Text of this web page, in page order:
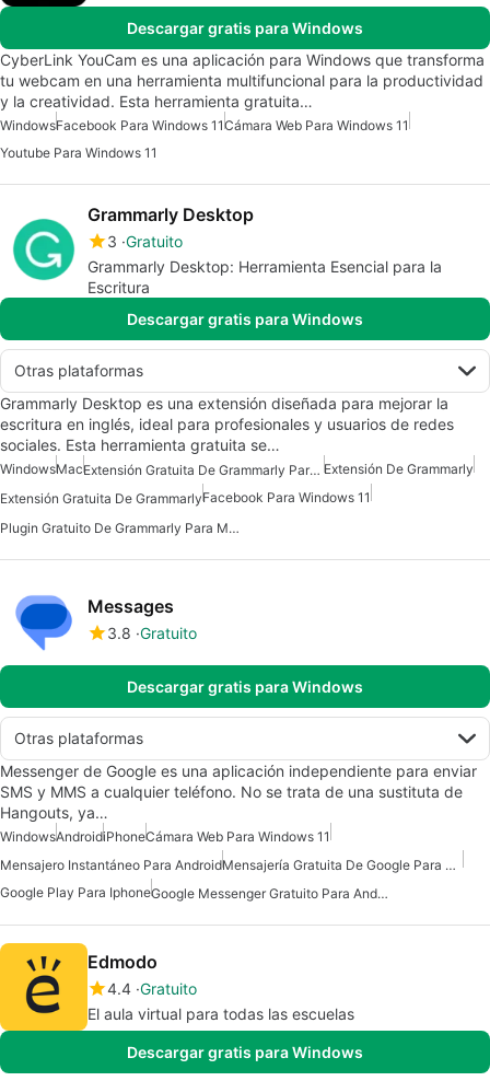
Descargar gratis para Windows
CyberLink YouCam es una aplicación para Windows que transforma
tu webcam en una herramienta multifuncional para la productividad
y la creatividad. Esta herramienta gratuita…
WindowsFacebook Para Windows 11Cámara Web Para Windows 11
Youtube Para Windows 11
Grammarly Desktop
3 Gratuito
Grammarly Desktop: Herramienta Esencial para la
Escritura
Descargar gratis para Windows
Otras plataformas
Grammarly Desktop es una extensión diseñada para mejorar la
escritura en inglés, ideal para profesionales y usuarios de redes
sociales. Esta herramienta gratuita se…
WindowsMac Extensión Gratuita De Grammarly Para Mac Extensión De Grammarly
Extensión Gratuita De GrammarlyFacebook Para Windows 11
Plugin Gratuito De Grammarly Para Mac
Messages
3.8 Gratuito
Descargar gratis para Windows
Otras plataformas
Messenger de Google es una aplicación independiente para enviar
SMS y MMS a cualquier teléfono. No se trata de una sustituta de
Hangouts, ya…
WindowsAndroidiPhoneCámara Web Para Windows 11
Mensajero Instantáneo Para Android
Mensajería Gratuita De Google Para Android
Google Play Para Iphone
Google Messenger Gratuito Para Android
Edmodo
4.4 Gratuito
El aula virtual para todas las escuelas
Descargar gratis para Windows